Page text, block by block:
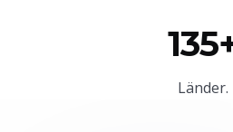
Länder.